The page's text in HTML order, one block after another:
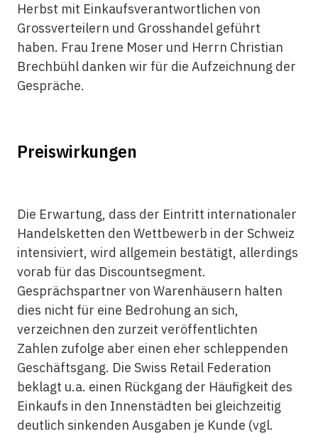
Herbst mit Einkaufsverantwortlichen von
Grossverteilern und Grosshandel geführt
haben. Frau Irene Moser und Herrn Christian
Brechbühl danken wir für die Aufzeichnung der
Gespräche.
Preiswirkungen
Die Erwartung, dass der Eintritt internationaler
Handelsketten den Wettbewerb in der Schweiz
intensiviert, wird allgemein bestätigt, allerdings
vorab für das Discountsegment.
Gesprächspartner von Warenhäusern halten
dies nicht für eine Bedrohung an sich,
verzeichnen den zurzeit veröffentlichten
Zahlen zufolge aber einen eher schleppenden
Geschäftsgang. Die Swiss Retail Federation
beklagt u.a. einen Rückgang der Häufigkeit des
Einkaufs in den Innenstädten bei gleichzeitig
deutlich sinkenden Ausgaben je Kunde (vgl.